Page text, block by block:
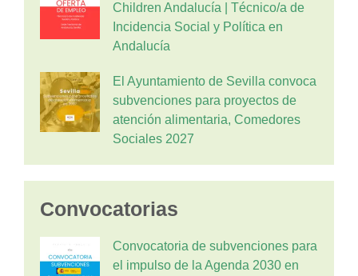
Children Andalucía | Técnico/a de
Incidencia Social y Política en
Andalucía
El Ayuntamiento de Sevilla convoca
subvenciones para proyectos de
atención alimentaria, Comedores
Sociales 2027
Convocatorias
Convocatoria de subvenciones para
el impulso de la Agenda 2030 en